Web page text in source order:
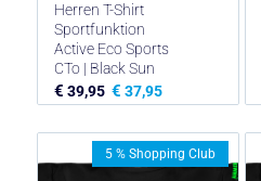
Herren T-Shirt
Sportfunktion
Active Eco Sports
CTo | Black Sun
€ 39,95 € 37,95
5 % Shopping Club